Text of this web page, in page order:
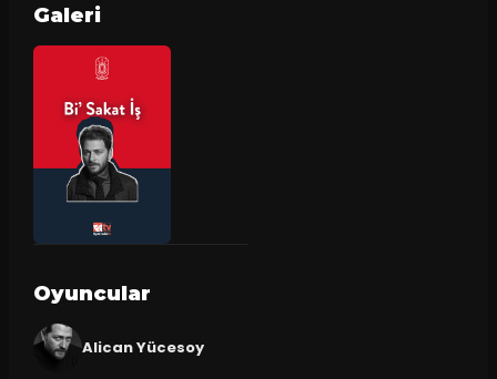
Galeri
Oyuncular
Alican Yücesoy